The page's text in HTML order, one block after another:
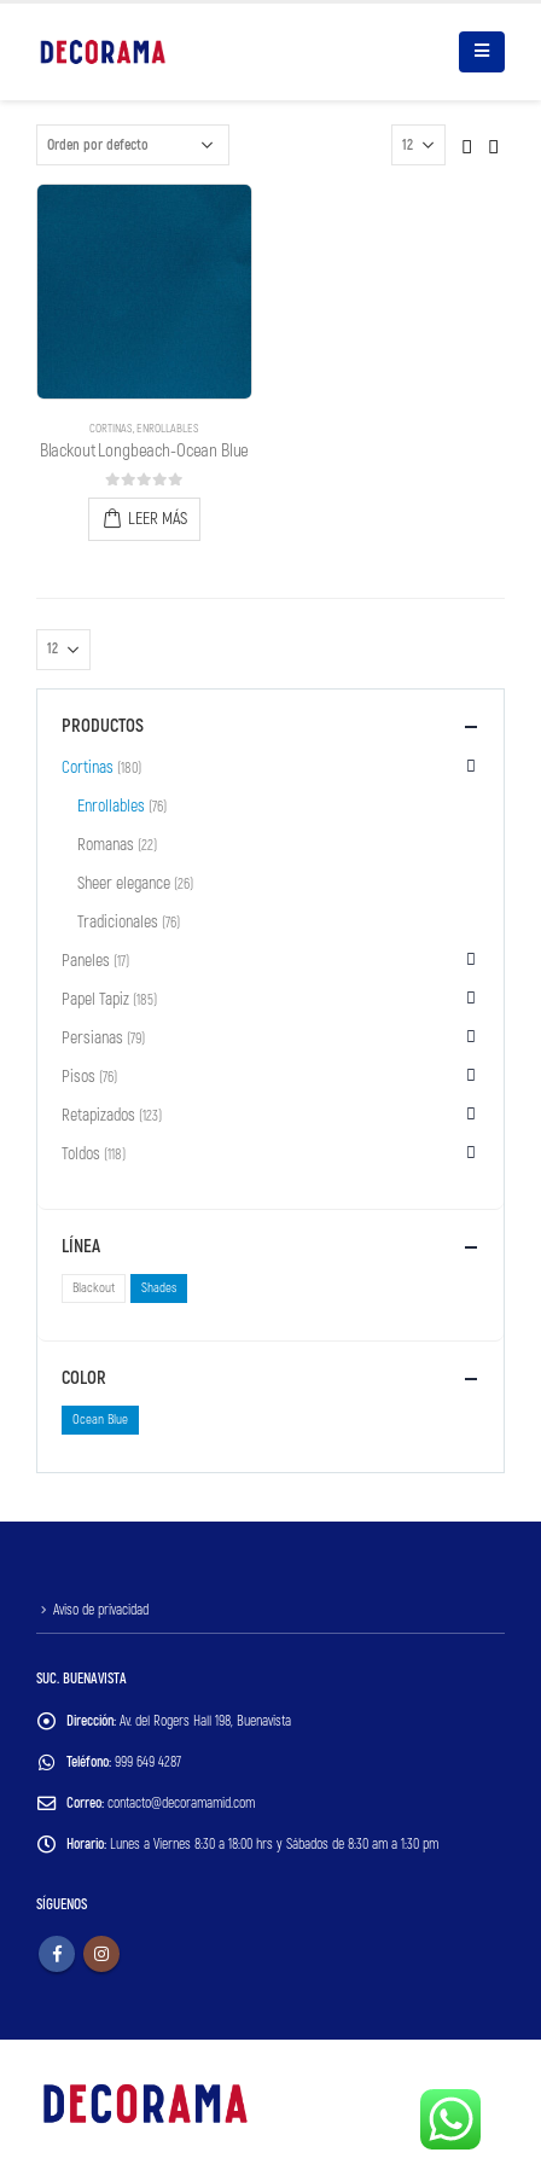
CORTINAS,ENROLLABLES
Blackout Longbeach-Ocean Blue
0out of 5
LEER MÁS
PRODUCTOS
Cortinas (180)
Enrollables (76)
Romanas (22)
Sheer elegance (26)
Tradicionales (76)
Paneles (17)
Papel Tapiz (185)
Persianas (79)
Pisos (76)
Retapizados (123)
Toldos (118)
LÍNEA
Blackout Shades
COLOR
Ocean Blue
Aviso de privacidad
SUC. BUENAVISTA
Dirección: Av. del Rogers Hall 198, Buenavista
Teléfono: 999 649 4287
Correo: contacto@decoramamid.com
Horario: Lunes a Viernes 8:30 a 18:00 hrs y Sábados de 8:30 am a 1:30 pm
SÍGUENOS